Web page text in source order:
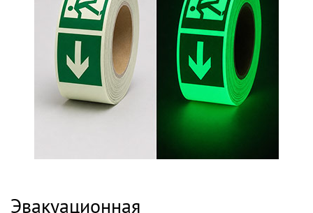
Контакты
Эвакуационная